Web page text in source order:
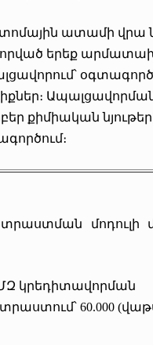
ատամի վրա
երեք
քիմիական
մոդուլի
կրեդիտավորման
60.000